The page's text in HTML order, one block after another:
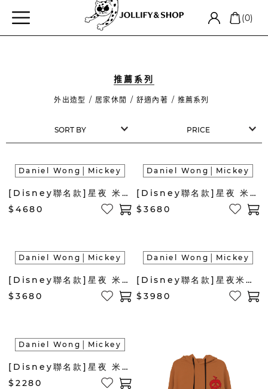
(0)
推薦系列
外出造型 居家休閒 舒適內著 推薦系列
Daniel Wong│Mickey
[Disney聯名款]星夜 米奇 中性連帽長袖衛衣(暖駝)
$4680
Daniel Wong│Mickey
[Disney聯名款]星夜 米奇 中性長袖衛衣(暖駝)
$3680
Daniel Wong│Mickey
[Disney聯名款]星夜 米奇 中性長袖衛衣(皇家綠)
$3680
Daniel Wong│Mickey
[Disney聯名款]星夜米奇 中性長袖連帽外套(暖駝)
$3980
Daniel Wong│Mickey
[Disney聯名款]星夜 米奇 鬆緊腰頭短褲(暖駝)
$2280